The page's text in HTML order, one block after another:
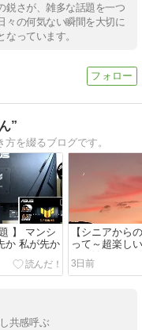
鋭さが、雑多な話題を一つ
々の何気ない瞬間を大切に
っています。
”
を綴るブログです。
】 マンシ
か 私が先か
【シニアから
って～超楽し
って始めたの
グ。
3日前
共感呼ぶ